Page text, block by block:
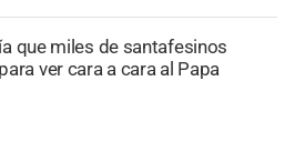
que miles de santafesinos
ver cara a cara al Papa